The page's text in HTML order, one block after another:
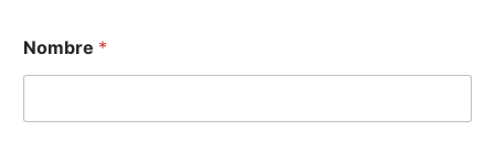
Nombre *